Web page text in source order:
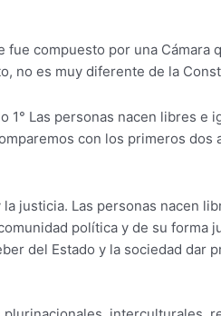
compuesto por una Cámara
no es muy diferente de la
Las personas nacen libres e
con los primeros
justicia. Las personas nacen
política y de su forma
del Estado y la sociedad dar